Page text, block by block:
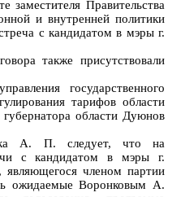
заместителя Правительства
и внутренней политики
с кандидатом в мэры г.
также присутствовали
государственного
тарифов области
области Дуюнов
А. П. следует, что на
с кандидатом в мэры г.
членом партии
ожидаемые Воронковым А.